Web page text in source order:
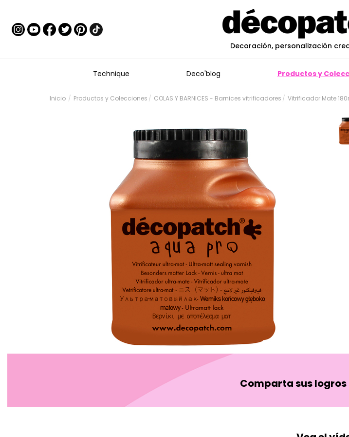
Decoración, personalización
Technique Deco'blog Productos y
Inicio Productos y Colecciones COLAS Y BARNICES - Barnices vitrificadores Vitrificador Mate
Comparta sus